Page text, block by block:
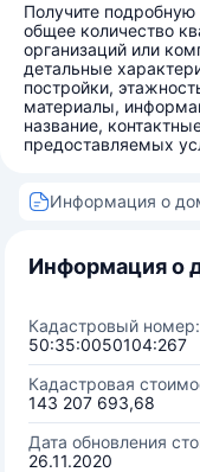
Получите
общее количество
организаций или
детальные
постройки,
материалы,
название,
предоставляемых
Информация о
Информация о
Кадастровый номер:
50:35:0050104:267
Кадастровая
143 207 693,68
Дата обновления
26.11.2020